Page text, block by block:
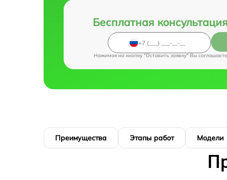
Бесплатная
Нажимая на кнопку "Оставить заявку" Вы
Преимущества Этапы работ Модели